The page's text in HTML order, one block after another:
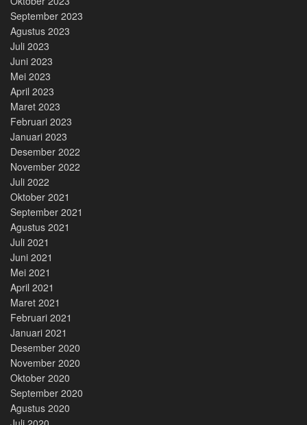
September 2023
Agustus 2023
Juli 2023
Juni 2023
Mei 2023
April 2023
Maret 2023
Februari 2023
Januari 2023
Desember 2022
November 2022
Juli 2022
Oktober 2021
September 2021
Agustus 2021
Juli 2021
Juni 2021
Mei 2021
April 2021
Maret 2021
Februari 2021
Januari 2021
Desember 2020
November 2020
Oktober 2020
September 2020
Agustus 2020